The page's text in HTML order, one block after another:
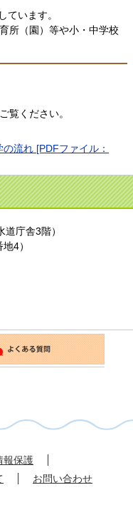
ています。
所（園）等や小・中学校
覧ください。
流れ [PDFファイル：
庁舎3階）
4）
報保護
お問い合わせ